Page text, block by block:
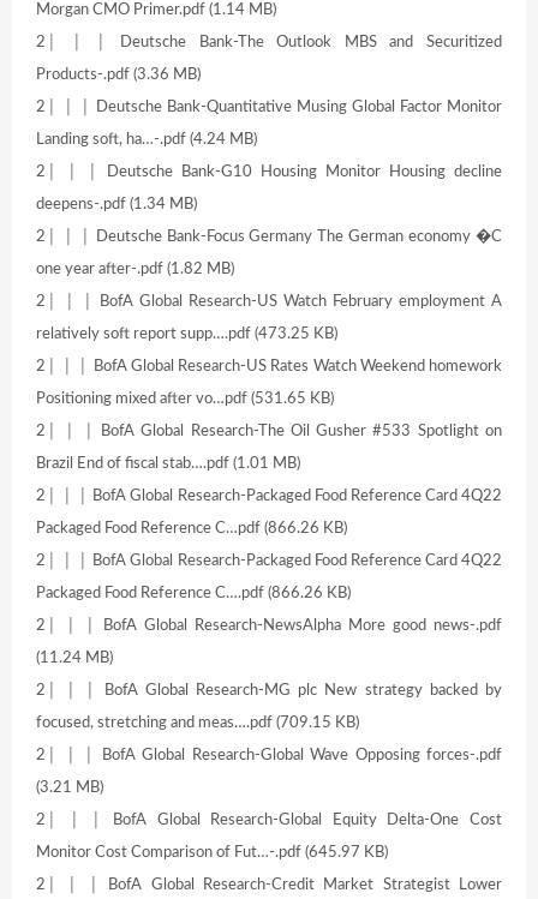
Morgan CMO Primer.pdf (1.14 MB)
2│ │ │ Deutsche Bank-The Outlook MBS and Securitized
Products-.pdf (3.36 MB)
2│ │ │ Deutsche Bank-Quantitative Musing Global Factor Monitor
Landing soft, ha…-.pdf (4.24 MB)
2│ │ │ Deutsche Bank-G10 Housing Monitor Housing decline
deepens-.pdf (1.34 MB)
2│ │ │ Deutsche Bank-Focus Germany The German economy �C
one year after-.pdf (1.82 MB)
2│ │ │ BofA Global Research-US Watch February employment A
relatively soft report supp….pdf (473.25 KB)
2│ │ │ BofA Global Research-US Rates Watch Weekend homework
Positioning mixed after vo…pdf (531.65 KB)
2│ │ │ BofA Global Research-The Oil Gusher #533 Spotlight on
Brazil End of fiscal stab….pdf (1.01 MB)
2│ │ │ BofA Global Research-Packaged Food Reference Card 4Q22
Packaged Food Reference C…pdf (866.26 KB)
2│ │ │ BofA Global Research-Packaged Food Reference Card 4Q22
Packaged Food Reference C….pdf (866.26 KB)
2│ │ │ BofA Global Research-NewsAlpha More good news-.pdf
(11.24 MB)
2│ │ │ BofA Global Research-MG plc New strategy backed by
focused, stretching and meas….pdf (709.15 KB)
2│ │ │ BofA Global Research-Global Wave Opposing forces-.pdf
(3.21 MB)
2│ │ │ BofA Global Research-Global Equity Delta-One Cost
Monitor Cost Comparison of Fut…-.pdf (645.97 KB)
2│ │ │ BofA Global Research-Credit Market Strategist Lower